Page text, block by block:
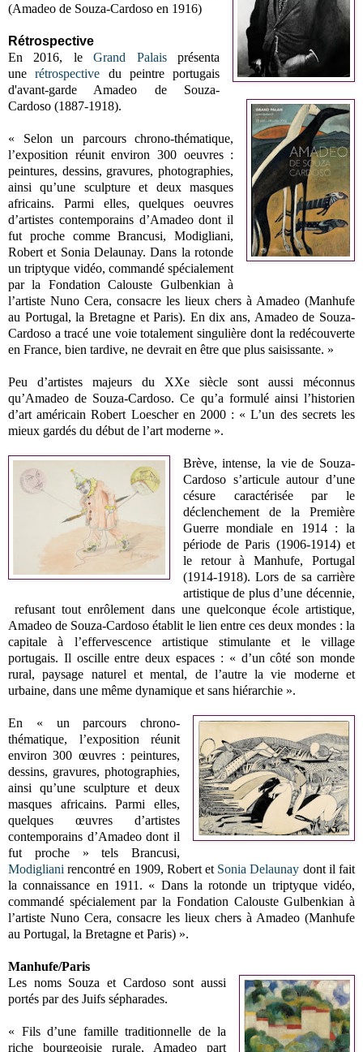
(Amadeo de Souza-Cardoso en 1916)
Rétrospective
En 2016, leGrand Palaisprésenta
unerétrospective du peintre portugais
d'avant-garde Amadeo de Souza-
Cardoso (1887-1918).
« Selon un parcours chrono-thématique,
l’exposition réunit environ 300 oeuvres :
peintures, dessins, gravures, photographies,
ainsi qu’une sculpture et deux masques
africains. Parmi elles, quelques oeuvres
d’artistes contemporains d’Amadeo dont il
fut proche comme Brancusi, Modigliani,
Robert et Sonia Delaunay. Dans la rotonde
un triptyque vidéo, commandé spécialement
par la Fondation Calouste Gulbenkian à
l’artiste Nuno Cera, consacre les lieux chers à Amadeo (Manhufe
au Portugal, la Bretagne et Paris). En dix ans, Amadeo de Souza-
Cardoso a tracé une voie totalement singulière dont la redécouverte
en France, bien tardive, ne devrait en être que plus saisissante. »
Peu d’artistes majeurs du XXe siècle sont aussi méconnus
qu’Amadeo de Souza-Cardoso. Ce qu’a formulé ainsi l’historien
d’art américain Robert Loescher en 2000 : « L’un des secrets les
mieux gardés du début de l’art moderne ».
Brève, intense, la vie de Souza-
Cardoso s’articule autour d’une
césure caractérisée par le
déclenchement de la Première
Guerre mondiale en 1914 : la
période de Paris (1906-1914) et
le retour à Manhufe, Portugal
(1914-1918). Lors de sa carrière
artistique de plus d’une décennie,
refusant tout enrôlement dans une quelconque école artistique,
Amadeo de Souza-Cardoso établit le lien entre ces deux mondes : la
capitale à l’effervescence artistique stimulante et le village
portugais. Il oscille entre deux espaces : « d’un côté son monde
rural, paysage naturel et mental, de l’autre la vie moderne et
urbaine, dans une même dynamique et sans hiérarchie ».
En « un parcours chrono-
thématique, l’exposition réunit
environ 300 œuvres : peintures,
dessins, gravures, photographies,
ainsi qu’une sculpture et deux
masques africains. Parmi elles,
quelques œuvres d’artistes
contemporains d’Amadeo dont il
fut proche » tels Brancusi,
Modigliani rencontré en 1909, Robert et Sonia Delaunay dont il fait
la connaissance en 1911. « Dans la rotonde un triptyque vidéo,
commandé spécialement par la Fondation Calouste Gulbenkian à
l’artiste Nuno Cera, consacre les lieux chers à Amadeo (Manhufe
au Portugal, la Bretagne et Paris) ».
Manhufe/Paris
Les noms Souza et Cardoso sont aussi
portés par des Juifs sépharades.
« Fils d’une famille traditionnelle de la
riche bourgeoisie rurale, Amadeo part